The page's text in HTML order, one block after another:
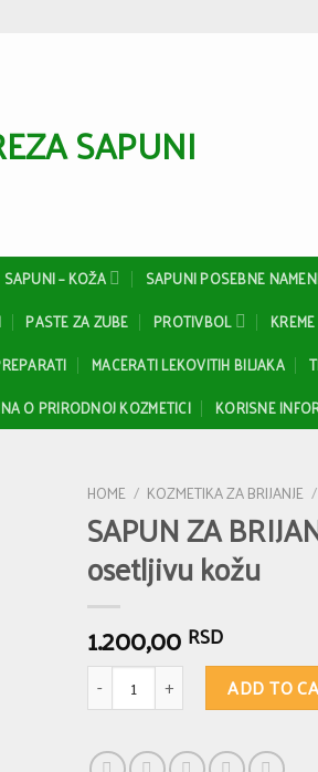
SAPUNI – KOŽA SAPUNI POSEBNE
PASTE ZA ZUBE PROTIVBOL
MACERATI LEKOVITIH BILJAKA
O PRIRODNOJ KOZMETICI KORISNE
HOME / KOZMETIKA ZA BRIJANJE /
SAPUN ZA
osetljivu kožu
1.200,00 RSD
SAPUN ZA BRIJANJE 2 - za suvu,
ADD TO